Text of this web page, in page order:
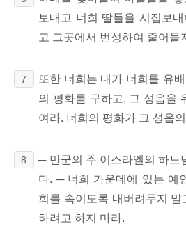
보내고 너희 딸들을 시집보
고 그곳에서 번성하여 줄어들
7
또한 너희는 내가 너희를 유
의 평화를 구하고, 그 성읍을
여라. 너희의 평화가 그 성읍
8
─ 만군의 주 이스라엘의 하느
다. ─ 너희 가운데에 있는 예
희를 속이도록 내버려두지 말
하려고 하지 마라.